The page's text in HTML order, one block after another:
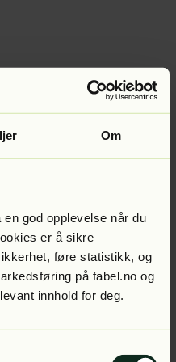
Om
god opplevelse når du
er å sikre
føre statistikk, og
på fabel.no og
innhold for deg.